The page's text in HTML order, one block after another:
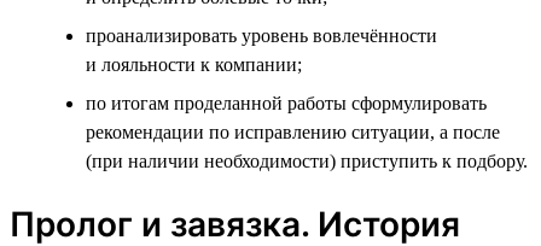
проанализировать уровень вовлечённости
и лояльности к компании;
по итогам проделанной работы сформулировать
рекомендации по исправлению ситуации, а после
(при наличии необходимости) приступить к подбору.
Пролог и завязка. История